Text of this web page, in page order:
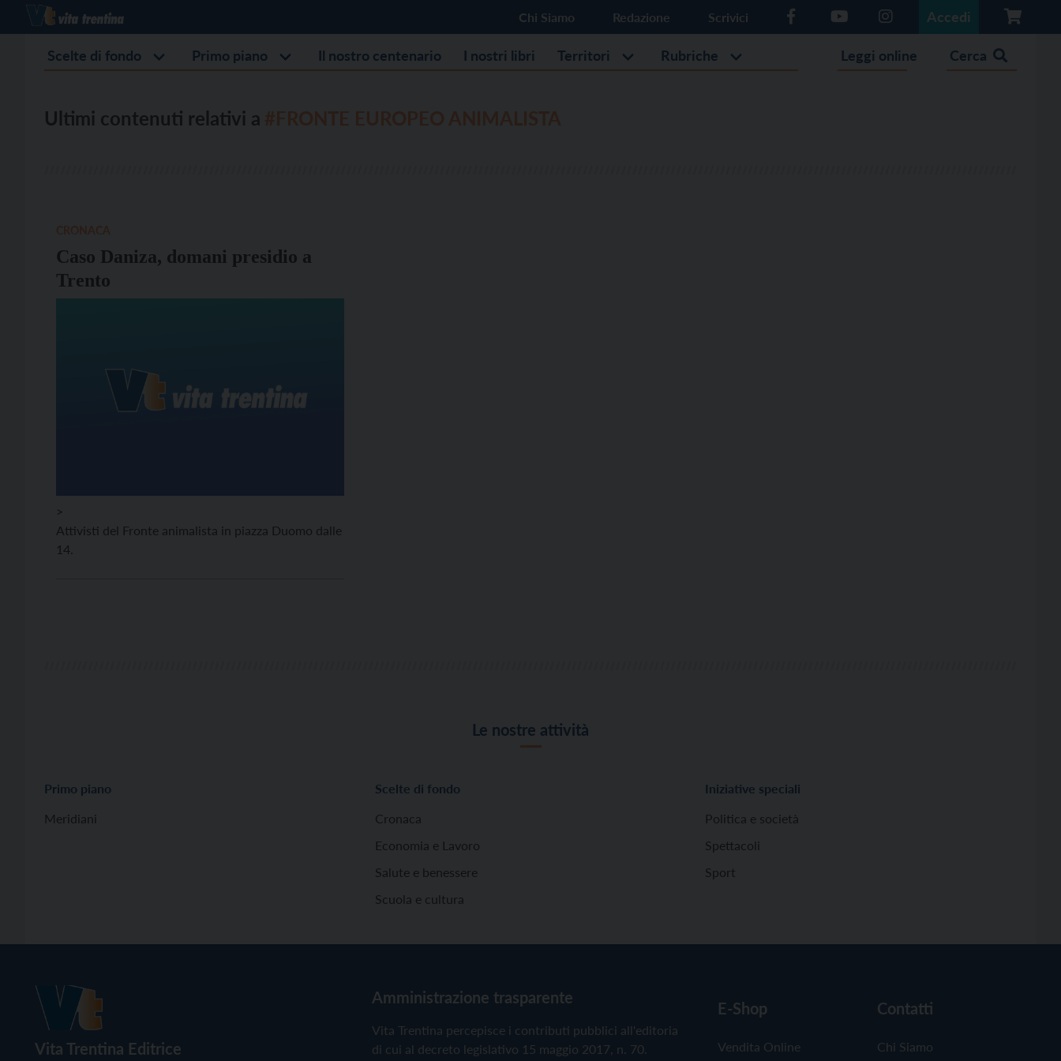
Chi Siamo Redazione Scrivici Accedi
Scelte di fondo Primo piano Il nostro centenario I nostri libri Territori Rubriche Leggi online Cerca
Ultimi contenuti relativi a
Caso Daniza, domani presidio a
Trento
>
Attivisti del Fronte animalista in piazza Duomo dalle
14.
Le nostre attività
Primo piano
Meridiani
Scelte di fondo
Cronaca
Economia e Lavoro
Salute e benessere
Scuola e cultura
Iniziative speciali
Politica e società
Spettacoli
Sport
Vita Trentina Editrice
Amministrazione trasparente
Vita Trentina percepisce i contributi pubblici all'editoria
di cui al decreto legislativo 15 maggio 2017, n. 70.
E-Shop
Vendita Online
Contatti
Chi Siamo